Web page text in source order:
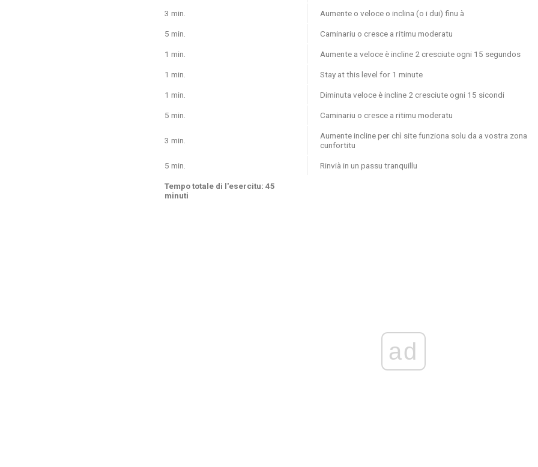
3 min. Aumente o veloce o inclina (o i dui) finu à
5 min. Caminariu o cresce a ritimu moderatu
1 min. Aumente a veloce è incline 2 cresciute ogni 15 segundos
1 min. Stay at this level for 1 minute
1 min. Diminuta veloce è incline 2 cresciute ogni 15 sicondi
5 min. Caminariu o cresce a ritimu moderatu
3 min.
Aumente incline per chì site funziona solu da a vostra zona
cunfortitu
5 min. Rinvià in un passu tranquillu
Tempo totale di l'esercitu: 45
minuti
ad